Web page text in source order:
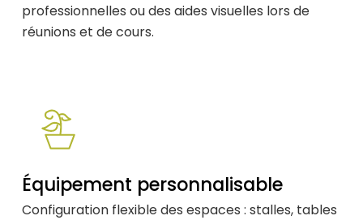
professionnelles ou des aides visuelles lors de
réunions et de cours.
Équipement personnalisable
Configuration flexible des espaces : stalles, tables